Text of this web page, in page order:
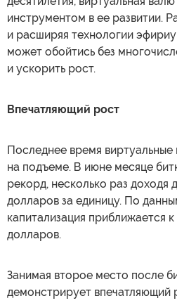
инструментом в ее развитии.
и расширяя технологии
может обойтись без
и ускорить рост.
Впечатляющий рост
Последнее время виртуальные
на подъеме. В июне месяце
рекорд, несколько раз доходя
долларов за единицу. По
капитализация приближается
долларов.
Занимая второе место после
демонстрирует впечатляющий